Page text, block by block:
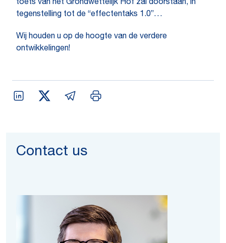
toets van het Grondwettelijk Hof zal doorstaan, in
tegenstelling tot de “effectentaks 1.0”…
Wij houden u op de hoogte van de verdere
ontwikkelingen!
Contact us